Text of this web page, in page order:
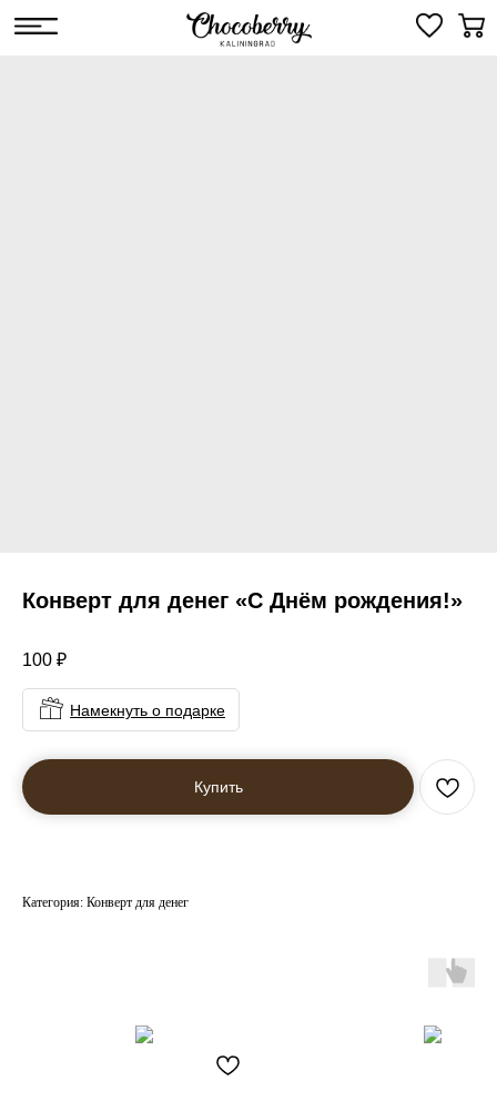
Конверт для денег «С Днём рождения!»
100 ₽
Намекнуть о подарке
Купить
Категория: Конверт для денег